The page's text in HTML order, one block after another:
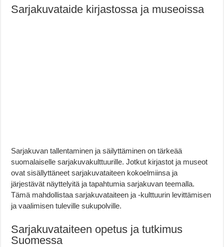
Sarjakuvataide kirjastossa ja museoissa
Sarjakuvan tallentaminen ja säilyttäminen on tärkeää
suomalaiselle sarjakuvakulttuurille. Jotkut kirjastot ja museot
ovat sisällyttäneet sarjakuvataiteen kokoelmiinsa ja
järjestävät näyttelyitä ja tapahtumia sarjakuvan teemalla.
Tämä mahdollistaa sarjakuvataiteen ja -kulttuurin levittämisen
ja vaalimisen tuleville sukupolville.
Sarjakuvataiteen opetus ja tutkimus
Suomessa